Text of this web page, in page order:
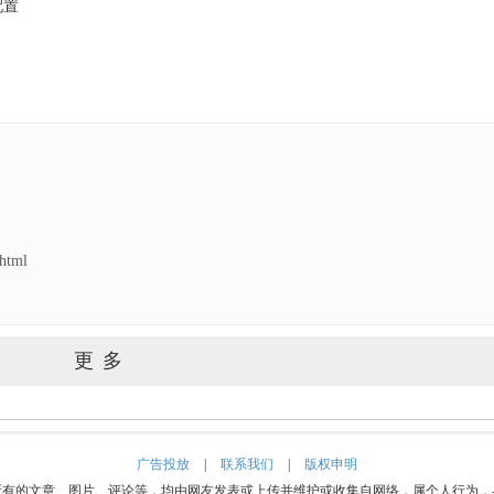
置
更多
广告投放 联系我们
版权申明
的文章、图片、评论等，均由网友发表或上传并维护或收集自网络，属个人行为，